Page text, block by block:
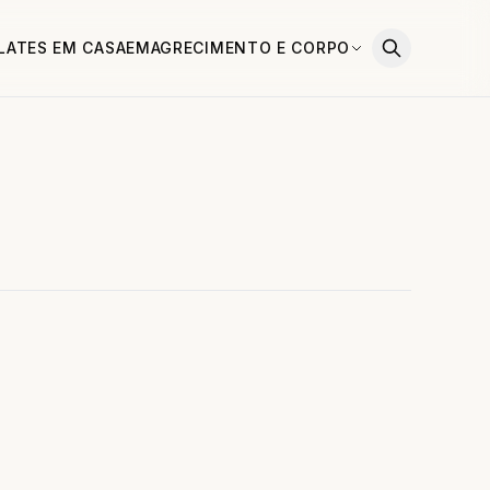
EM CASAEMAGRECIMENTO E CORPO